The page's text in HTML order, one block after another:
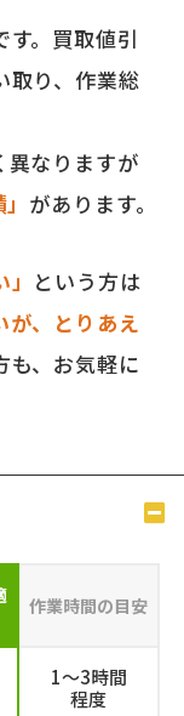
。買取値引
取り、作業総
異なりますが
があります。
という方は
が、とりあえ
も、お気軽に
作業時間の目安
1～3時間
程度